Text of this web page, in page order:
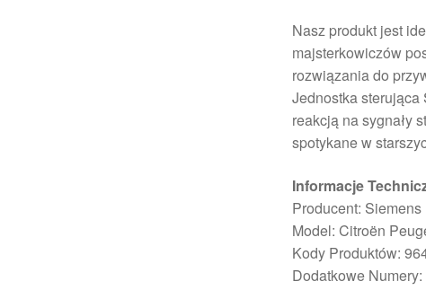
Nasz produkt jest
majsterkowiczów
rozwiązania do
Jednostka sterująca
reakcją na sygnały
spotykane w
Informacje
Producent: Siemens
Model: Citroën
Kody Produktów:
Dodatkowe